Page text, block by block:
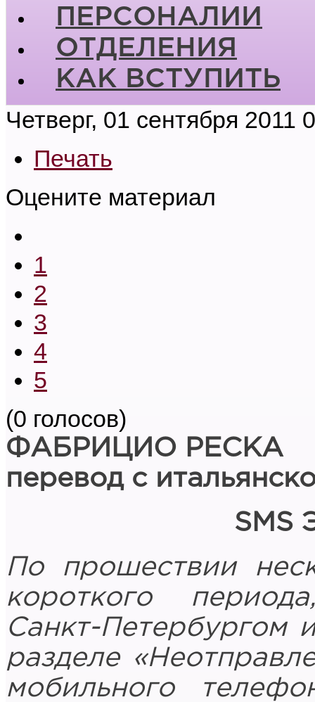
ПЕРСОНАЛИИ
ОТДЕЛЕНИЯ
КАК ВСТУПИТЬ
Четверг, 01 сентября 2011
Печать
Оцените материал
1
2
3
4
5
(0 голосов)
ФАБРИЦИО РЕСКА
перевод с
По прошествии
короткого
Санкт-Петербургом
разделе
мобильного